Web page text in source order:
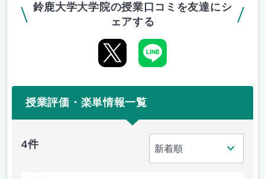
鈴鹿大学大学院の授業口コミを友達にシ
ェアする
授業評価・楽単情報一覧
4件